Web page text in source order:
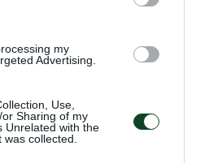
my
Advertising.
Use,
Sharing of my
Unrelated with the
collected.